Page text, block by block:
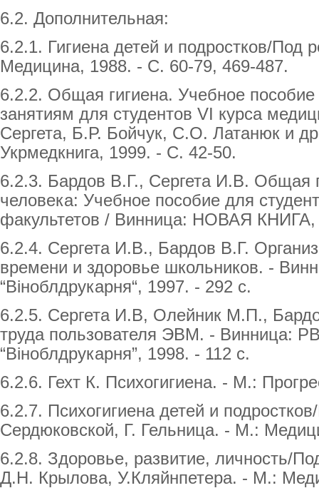
6.2. Дополнительная:
6.2.1. Гигиена детей и подростков/
Медицина, 1988. - С. 60-79, 469-487.
6.2.2. Общая гигиена. Учебное пособие
занятиям для студентов VI курса
Сергета, Б.Р. Бойчук, С.О. Латанюк и
Укрмедкнига, 1999. - С. 42-50.
6.2.3. Бардов В.Г., Сергета И.В. Общая
человека: Учебное пособие для
факультетов / Винница: НОВАЯ КНИГА,
6.2.4. Сергета И.В., Бардов В.Г.
времени и здоровье школьников. -
“Віноблдрукарня“, 1997. - 292 с.
6.2.5. Сергета И.В, Олейник М.П.,
труда пользователя ЭВМ. - Винница:
“Віноблдрукарня”, 1998. - 112 с.
6.2.6. Гехт К. Психогигиена. - М.:
6.2.7. Психогигиена детей и
Сердюковской, Г. Гельница. - М.:
6.2.8. Здоровье, развитие, личность/
Д.Н. Крылова, У.Кляйнпетера. - М.: